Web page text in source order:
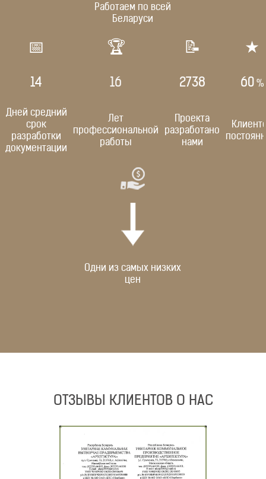
Работаем по всей
Беларуси
📅 🏆 📝 ★
14 16 2824 60%
Дней средний
срок
разработки
документации
Лет
профессиональной
работы
Проекта
разработано
нами
Одни из самых низких
цен
ОТЗЫВЫ КЛИЕНТОВ О НАС